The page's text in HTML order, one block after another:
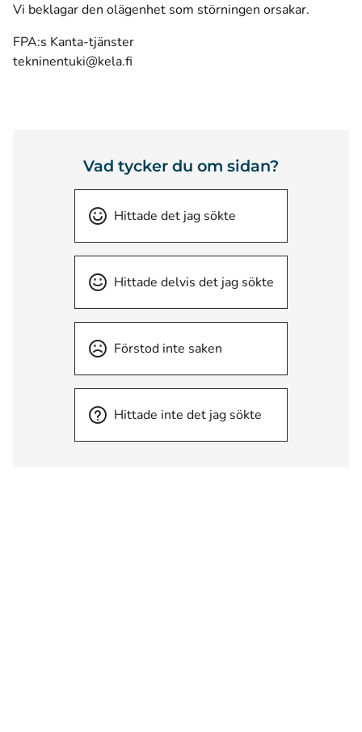
Vi beklagar den olägenhet som störningen orsakar.
FPA:s Kanta-tjänster
tekninentuki@kela.fi
Vad tycker du om sidan?
Hittade det jag sökte
Hittade delvis det jag sökte
Förstod inte saken
Hittade inte det jag sökte